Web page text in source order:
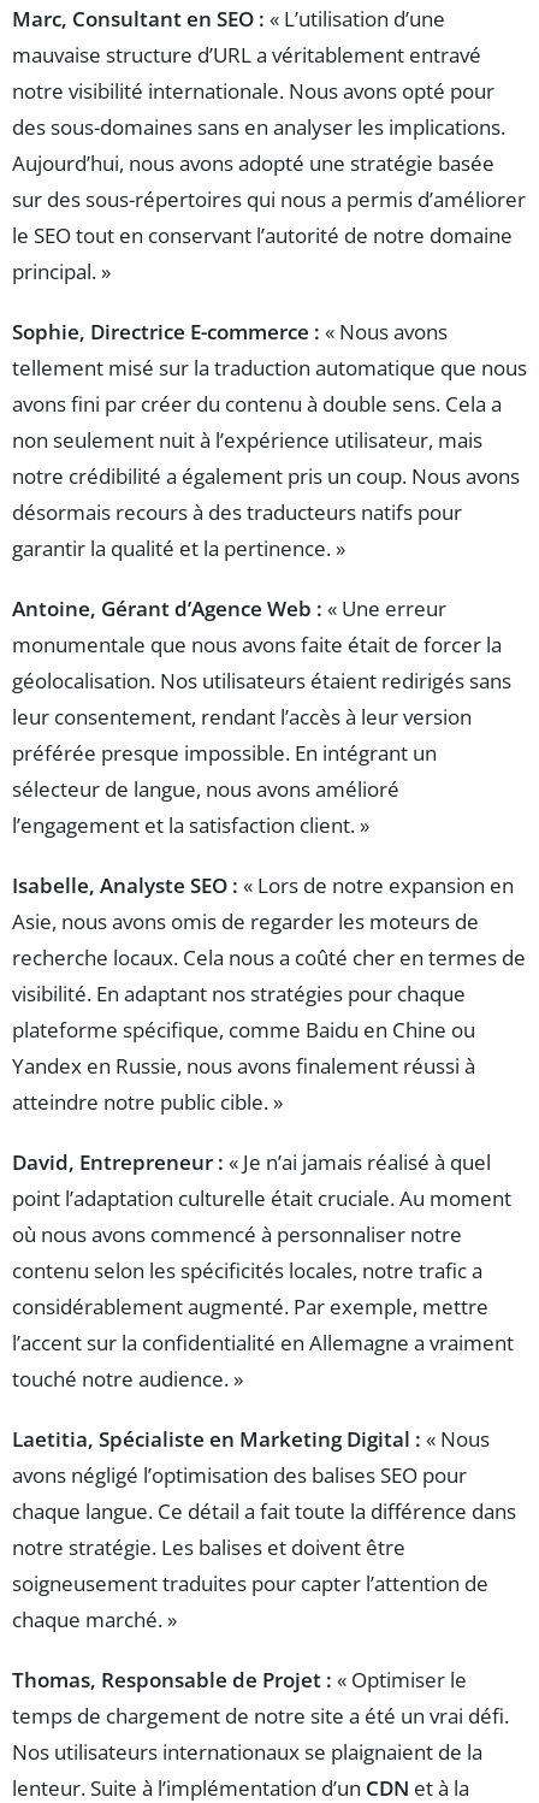
Marc, Consultant en SEO : « L’utilisation d’une
mauvaise structure d’URL a véritablement entravé
notre visibilité internationale. Nous avons opté pour
des sous-domaines sans en analyser les implications.
Aujourd’hui, nous avons adopté une stratégie basée
sur des sous-répertoires qui nous a permis d’améliorer
le SEO tout en conservant l’autorité de notre domaine
principal. »
Sophie, Directrice E-commerce : « Nous avons
tellement misé sur la traduction automatique que nous
avons fini par créer du contenu à double sens. Cela a
non seulement nuit à l’expérience utilisateur, mais
notre crédibilité a également pris un coup. Nous avons
désormais recours à des traducteurs natifs pour
garantir la qualité et la pertinence. »
Antoine, Gérant d’Agence Web : « Une erreur
monumentale que nous avons faite était de forcer la
géolocalisation. Nos utilisateurs étaient redirigés sans
leur consentement, rendant l’accès à leur version
préférée presque impossible. En intégrant un
sélecteur de langue, nous avons amélioré
l’engagement et la satisfaction client. »
Isabelle, Analyste SEO : « Lors de notre expansion en
Asie, nous avons omis de regarder les moteurs de
recherche locaux. Cela nous a coûté cher en termes de
visibilité. En adaptant nos stratégies pour chaque
plateforme spécifique, comme Baidu en Chine ou
Yandex en Russie, nous avons finalement réussi à
atteindre notre public cible. »
David, Entrepreneur : « Je n’ai jamais réalisé à quel
point l’adaptation culturelle était cruciale. Au moment
où nous avons commencé à personnaliser notre
contenu selon les spécificités locales, notre trafic a
considérablement augmenté. Par exemple, mettre
l’accent sur la confidentialité en Allemagne a vraiment
touché notre audience. »
Laetitia, Spécialiste en Marketing Digital : « Nous
avons négligé l’optimisation des balises SEO pour
chaque langue. Ce détail a fait toute la différence dans
notre stratégie. Les balises et doivent être
soigneusement traduites pour capter l’attention de
chaque marché. »
Thomas, Responsable de Projet : « Optimiser le
temps de chargement de notre site a été un vrai défi.
Nos utilisateurs internationaux se plaignaient de la
lenteur. Suite à l’implémentation d’un CDN et à la